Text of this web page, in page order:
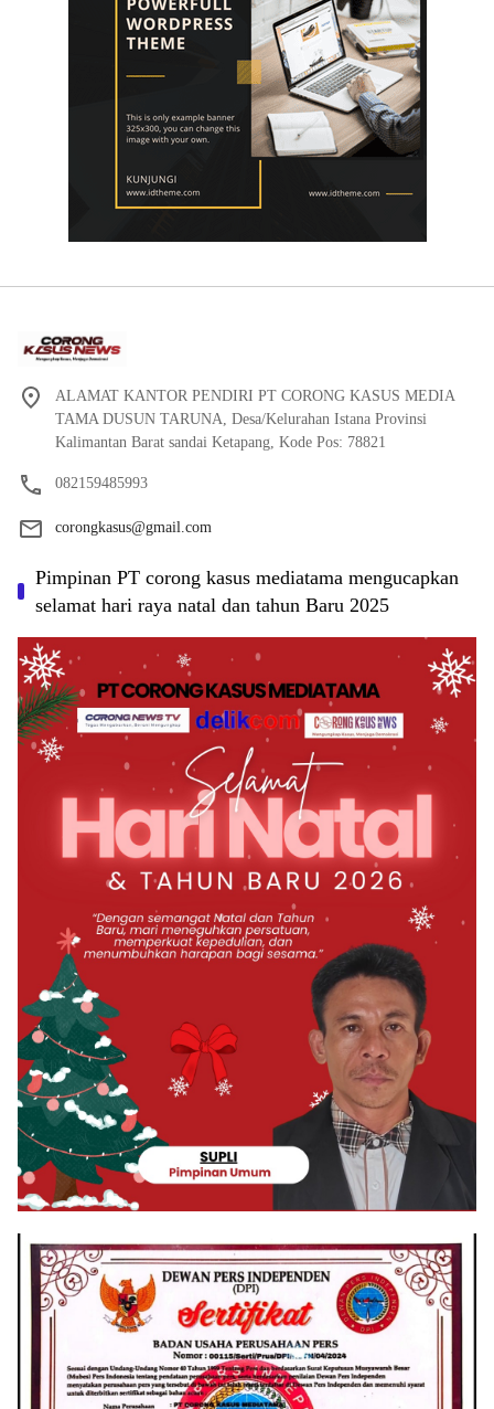
ALAMAT KANTOR PENDIRI PT CORONG KASUS MEDIA
TAMA DUSUN TARUNA, Desa/Kelurahan Istana Provinsi
Kalimantan Barat sandai Ketapang, Kode Pos: 78821
082159485993
corongkasus@gmail.com
Pimpinan PT corong kasus mediatama mengucapkan
selamat hari raya natal dan tahun Baru 2025